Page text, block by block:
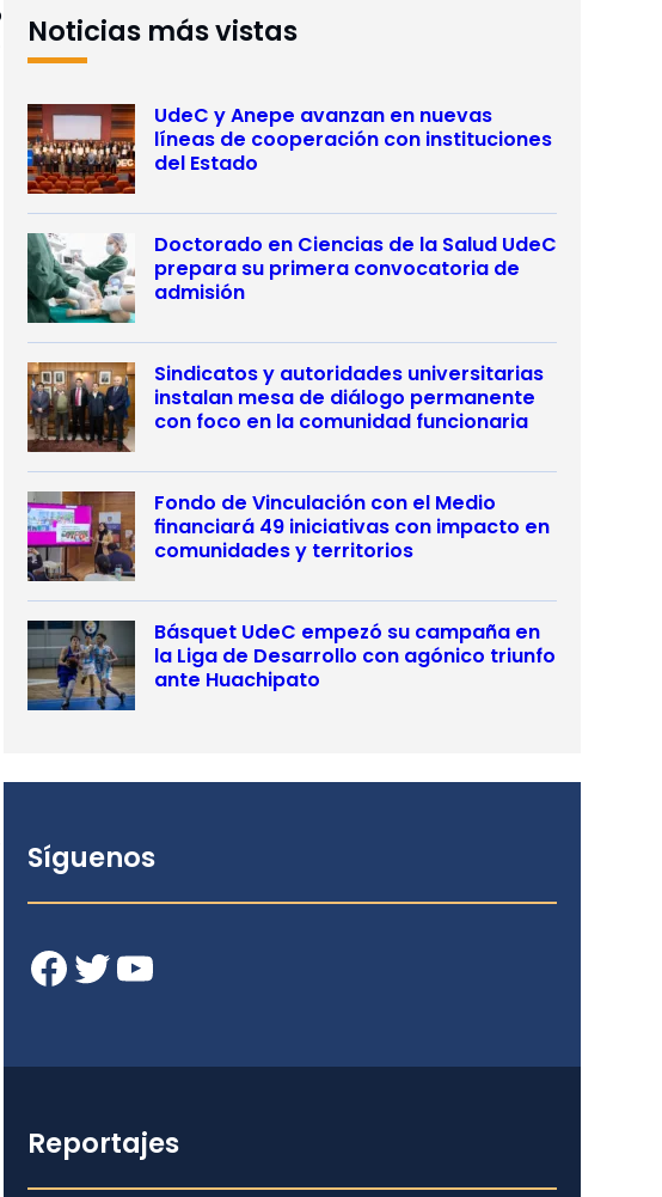
Noticias más vistas
UdeC y Anepe avanzan en nuevas
líneas de cooperación con instituciones
del Estado
Doctorado en Ciencias de la Salud UdeC
prepara su primera convocatoria de
admisión
Sindicatos y autoridades universitarias
instalan mesa de diálogo permanente
con foco en la comunidad funcionaria
Fondo de Vinculación con el Medio
financiará 49 iniciativas con impacto en
comunidades y territorios
Básquet UdeC empezó su campaña en
la Liga de Desarrollo con agónico triunfo
ante Huachipato
Síguenos
Facebook Twitter YouTube
Reportajes